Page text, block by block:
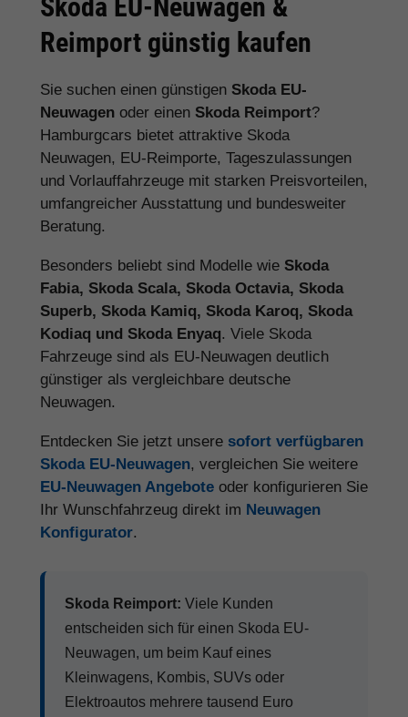
Skoda EU-Neuwagen &
Reimport günstig kaufen
Sie suchen einen günstigen Skoda EU-
Neuwagen oder einen Skoda Reimport?
Hamburgcars bietet attraktive Skoda
Neuwagen, EU-Reimporte, Tageszulassungen
und Vorlauffahrzeuge mit starken Preisvorteilen,
umfangreicher Ausstattung und bundesweiter
Beratung.
Besonders beliebt sind Modelle wie Skoda
Fabia, Skoda Scala, Skoda Octavia, Skoda
Superb, Skoda Kamiq, Skoda Karoq, Skoda
Kodiaq und Skoda Enyaq. Viele Skoda
Fahrzeuge sind als EU-Neuwagen deutlich
günstiger als vergleichbare deutsche
Neuwagen.
Entdecken Sie jetzt unsere sofort verfügbaren
Skoda EU-Neuwagen, vergleichen Sie weitere
EU-Neuwagen Angebote oder konfigurieren Sie
Ihr Wunschfahrzeug direkt im Neuwagen
Konfigurator.
Skoda Reimport: Viele Kunden
entscheiden sich für einen Skoda EU-
Neuwagen, um beim Kauf eines
Kleinwagens, Kombis, SUVs oder
Elektroautos mehrere tausend Euro